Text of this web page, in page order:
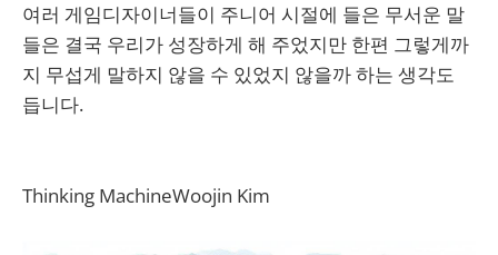
여러 게임디자이너들이 주니어 시절에 들은 무서운 말
들은 결국 우리가 성장하게 해 주었지만 한편 그렇게까
지 무섭게 말하지 않을 수 있었지 않을까 하는 생각도
듭니다.
Thinking MachineWoojin Kim